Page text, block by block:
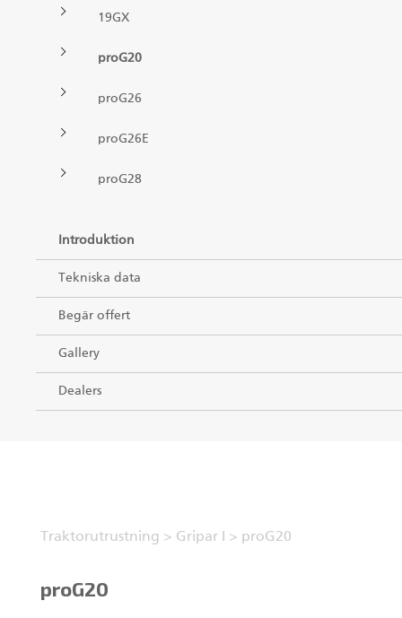
Huggarvagnar
Gripar I
SV
19GX
proG20
proG26
proG26E
proG28
Introduktion
Tekniska data
Begär offert
Gallery
Dealers
Traktorutrustning > Gripar I > proG20
proG20